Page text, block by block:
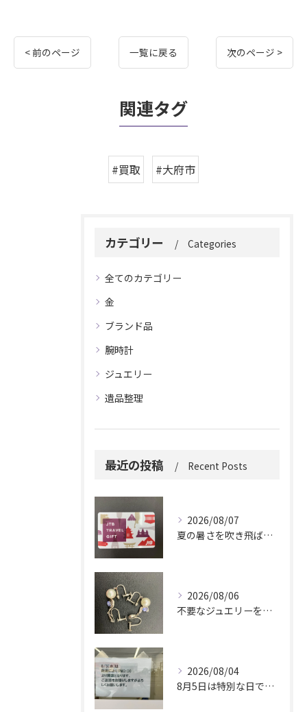
< 前のページ 一覧に戻る 次のページ >
関連タグ
#買取 #大府市
カテゴリー Categories
全てのカテゴリー
金
ブランド品
腕時計
ジュエリー
遺品整理
最近の投稿 Recent Posts
2026/08/07
夏の暑さを吹き飛ばしに来てください。
2026/08/06
不要なジュエリーを眠らせていませんか？
2026/08/04
8月5日は特別な日です。